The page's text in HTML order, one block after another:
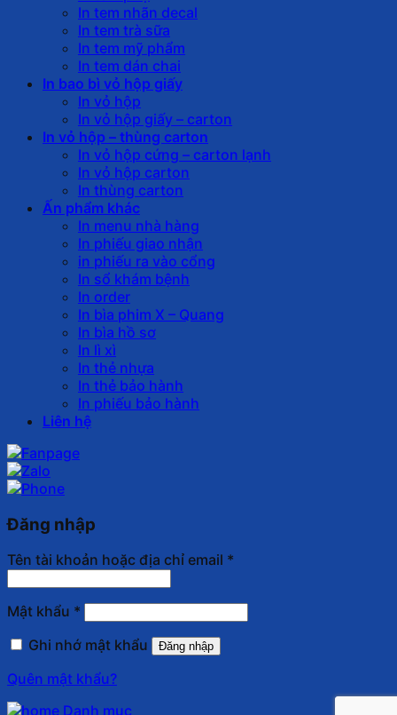
In tem nhãn decal
In tem trà sữa
In tem mỹ phẩm
In tem dán chai
In bao bì vỏ hộp giấy
In vỏ hộp
In vỏ hộp giấy – carton
In vỏ hộp – thùng carton
In vỏ hộp cứng – carton lạnh
In vỏ hộp carton
In thùng carton
Ấn phẩm khác
In menu nhà hàng
In phiếu giao nhận
in phiếu ra vào cổng
In sổ khám bệnh
In order
In bìa phim X – Quang
In bìa hồ sơ
In lì xì
In thẻ nhựa
In thẻ bảo hành
In phiếu bảo hành
Liên hệ
Đăng nhập
Tên tài khoản hoặc địa chỉ email *
Mật khẩu *
Ghi nhớ mật khẩu
Đăng nhập
Quên mật khẩu?
Danh mục